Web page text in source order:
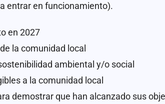
entrar en funcionamiento).
en 2027
la comunidad local
ambiental y/o social
a la comunidad local
demostrar que han alcanzado sus